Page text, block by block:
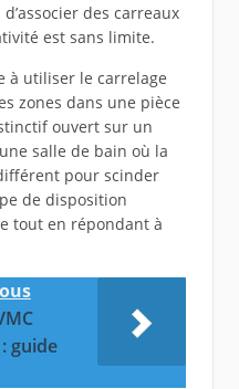
des carreaux
est sans limite.
à utiliser le carrelage
zones dans une pièce
ouvert sur un
salle de bain où la
pour scinder
de disposition
tout en répondant à
guide